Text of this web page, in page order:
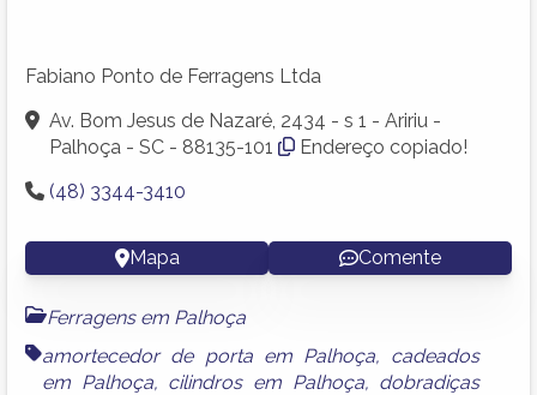
Fabiano Ponto de Ferragens Ltda
Av. Bom Jesus de Nazaré, 2434 - s 1 - Aririu -
Palhoça - SC - 88135-101
Endereço copiado!
(48) 3344-3410
Mapa Comente
Ferragens em Palhoça
amortecedor de porta em Palhoça, cadeados
em Palhoça, cilindros em Palhoça, dobradiças